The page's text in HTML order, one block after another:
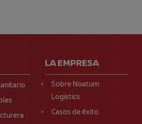
LA EMPRESA
Sobre Noatum
Logistics
Casos de éxito